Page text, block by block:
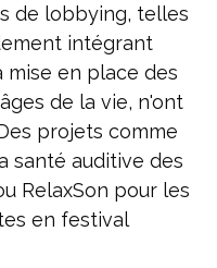
de lobbying, telles
intégrant
mise en place des
de la vie, n'ont
projets comme
santé auditive des
RelaxSon pour les
en festival